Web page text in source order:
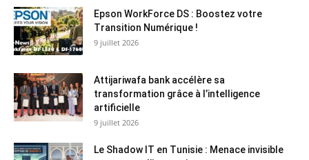
Epson WorkForce DS : Boostez votre
Transition Numérique !
9 juillet 2026
Attijariwafa bank accélère sa
transformation grâce à l’intelligence
artificielle
9 juillet 2026
Le Shadow IT en Tunisie : Menace invisible